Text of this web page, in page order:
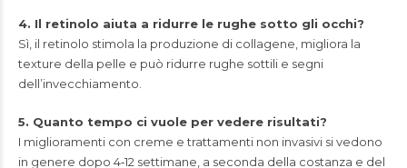
4. Il retinolo aiuta a ridurre le rughe sotto gli occhi?
Sì, il retinolo stimola la produzione di collagene, migliora la
texture della pelle e può ridurre rughe sottili e segni
dell’invecchiamento.
5. Quanto tempo ci vuole per vedere risultati?
I miglioramenti con creme e trattamenti non invasivi si vedono
in genere dopo 4‑12 settimane, a seconda della costanza e del